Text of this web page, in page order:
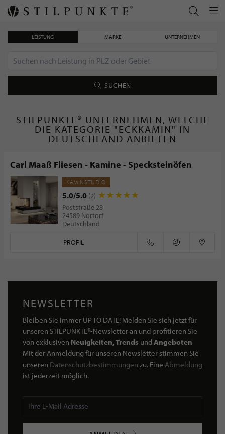
LEISTUNG MARKE UNTERNEHMEN
SUCHEN
STILPUNKTE® UNTERNEHMEN, WELCHE
DIE KATEGORIE "ECKKAMIN" IN
DEUTSCHLAND ANBIETEN
Carl Maaß Fliesen - Kamine - Specksteinöfen
KAMINSTUDIO
5.0/5.0 (2)
Poststraße 28
24589 Nortorf
Deutschland
PROFIL
NEWSLETTER
Bleiben Sie immer UP TO DATE! Melden Sie sich jetzt für
unseren STILPUNKTE®-Newsletter an und profitieren Sie
von exklusiven Neuigkeiten, Trends undAngeboten
Mit der Anmeldung für unseren Newsletter stimmen Sie
unseren Datenschutzbestimmungen zu. Eine Abmeldung
ist jederzeit möglich.